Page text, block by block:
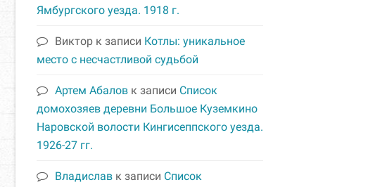
Ямбургского уезда. 1918 г.
Виктор к записи Котлы: уникальное
место с несчастливой судьбой
Артем Абалов к записи Список
домохозяев деревни Большое Куземкино
Наровской волости Кингисеппского уезда.
1926-27 гг.
Владислав к записи Список